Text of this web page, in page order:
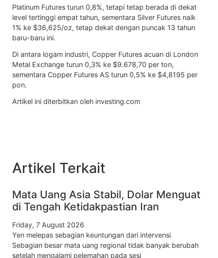
Platinum Futures turun 0,8%, tetapi tetap berada di dekat
level tertinggi empat tahun, sementara Silver Futures naik
1% ke $36,625/oz, tetap dekat dengan puncak 13 tahun
baru-baru ini.
Di antara logam industri, Copper Futures acuan di London
Metal Exchange turun 0,3% ke $9.678,70 per ton,
sementara Copper Futures AS turun 0,5% ke $4,8195 per
pon.
Artikel ini diterbitkan oleh investing.com
Artikel Terkait
Mata Uang Asia Stabil, Dolar Menguat
di Tengah Ketidakpastian Iran
Friday, 7 August 2026
Yen melepas sebagian keuntungan dari intervensi
Sebagian besar mata uang regional tidak banyak berubah
setelah mengalami pelemahan pada sesi